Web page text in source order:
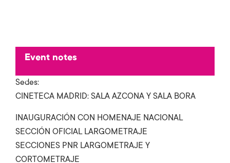
Event notes
Sedes:
CINETECA MADRID: SALA AZCONA Y SALA BORA
INAUGURACIÓN CON HOMENAJE NACIONAL
SECCIÓN OFICIAL LARGOMETRAJE
SECCIONES PNR LARGOMETRAJE Y
CORTOMETRAJE